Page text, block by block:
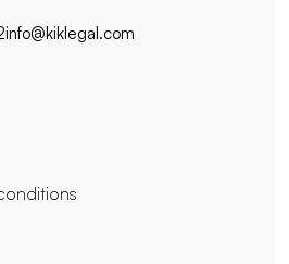
info@kiklegal.com